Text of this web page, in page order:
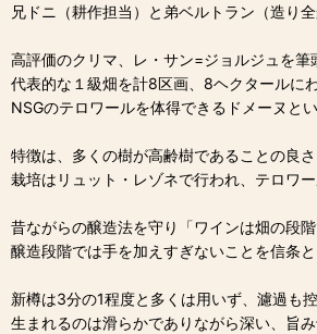
兄ドニ（耕作担当）と弟ベルトラン（造り
高評価のクリマ、レ・サン=ジョルジュを
代表的な１級畑を計8区画、8ヘクタールに
NSGのテロワールを体得できるドメーヌとい
特徴は、多くの樹が高齢樹であることの良
栽培はリュット・レゾネで行われ、テロワ
昔ながらの醸造法を守り「ワインは畑の段
醸造段階では手を加えすぎないことを信条と
新樽は3分の1程度と多くは用いず、濾過も控
生まれるのは滑らかでありながら深い、旨み